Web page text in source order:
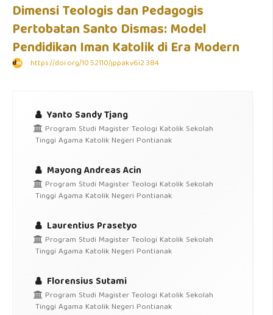
Dimensi Teologis dan Pedagogis
Pertobatan Santo Dismas: Model
Pendidikan Iman Katolik di Era Modern
https://doi.org/10.52110/jppak.v6i2.384
Yanto Sandy Tjang
Program Studi Magister Teologi Katolik Sekolah
Tinggi Agama Katolik Negeri Pontianak
Mayong Andreas Acin
Program Studi Magister Teologi Katolik Sekolah
Tinggi Agama Katolik Negeri Pontianak
Laurentius Prasetyo
Program Studi Magister Teologi Katolik Sekolah
Tinggi Agama Katolik Negeri Pontianak
Florensius Sutami
Program Studi Magister Teologi Katolik Sekolah
Tinggi Agama Katolik Negeri Pontianak